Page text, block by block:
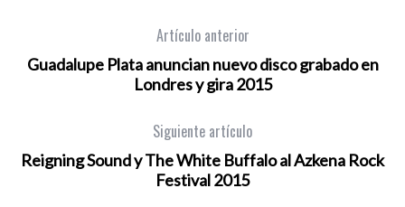
Artículo anterior
Guadalupe Plata anuncian nuevo disco grabado en
Londres y gira 2015
Siguiente artículo
Reigning Sound y The White Buffalo al Azkena Rock
Festival 2015